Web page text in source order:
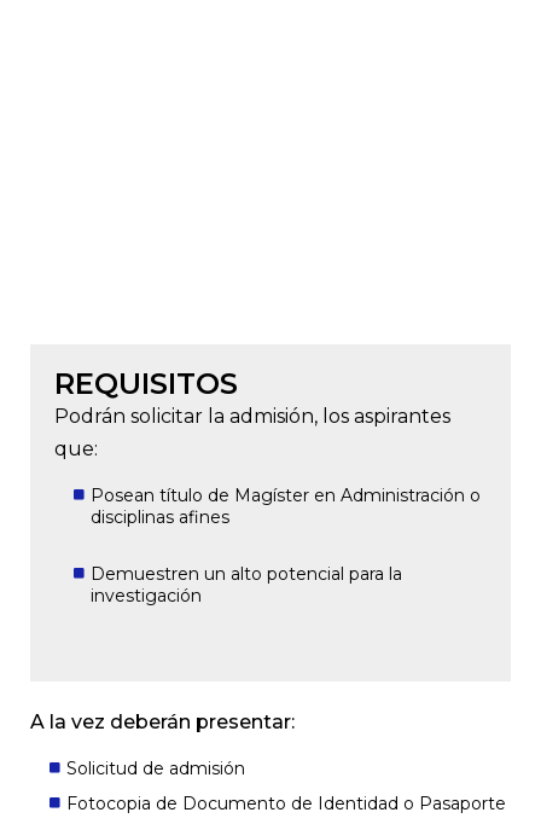
REQUISITOS
Podrán solicitar la admisión, los aspirantes
que:
Posean título de Magíster en Administración o
disciplinas afines
Demuestren un alto potencial para la
investigación
A la vez deberán presentar:
Solicitud de admisión
Fotocopia de Documento de Identidad o Pasaporte